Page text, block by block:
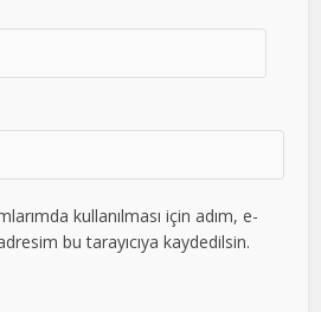
kullanılması için adım, e-
bu tarayıcıya kaydedilsin.